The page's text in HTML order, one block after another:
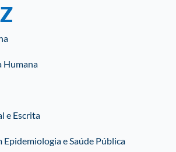
Humana
e Escrita
Epidemiologia e Saúde Pública